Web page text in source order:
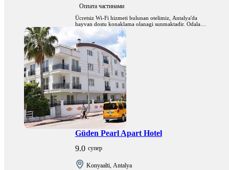
Оплата частинами
Ücretsiz Wi-Fi hizmeti bulunan otelimiz, Antalya'da
hayvan dostu konaklama olanagi sunmaktadir. Odalar,
uydu kanallarini gösteren düz ekran TV ile
donatilmistir. Bazi odalarda yogun bir günün ardindan
dinlenebileceginiz bir oturma alani bulunmaktadir.
Güden Pearl Apart Hotel
супер
9.0
Konyaalti, Antalya